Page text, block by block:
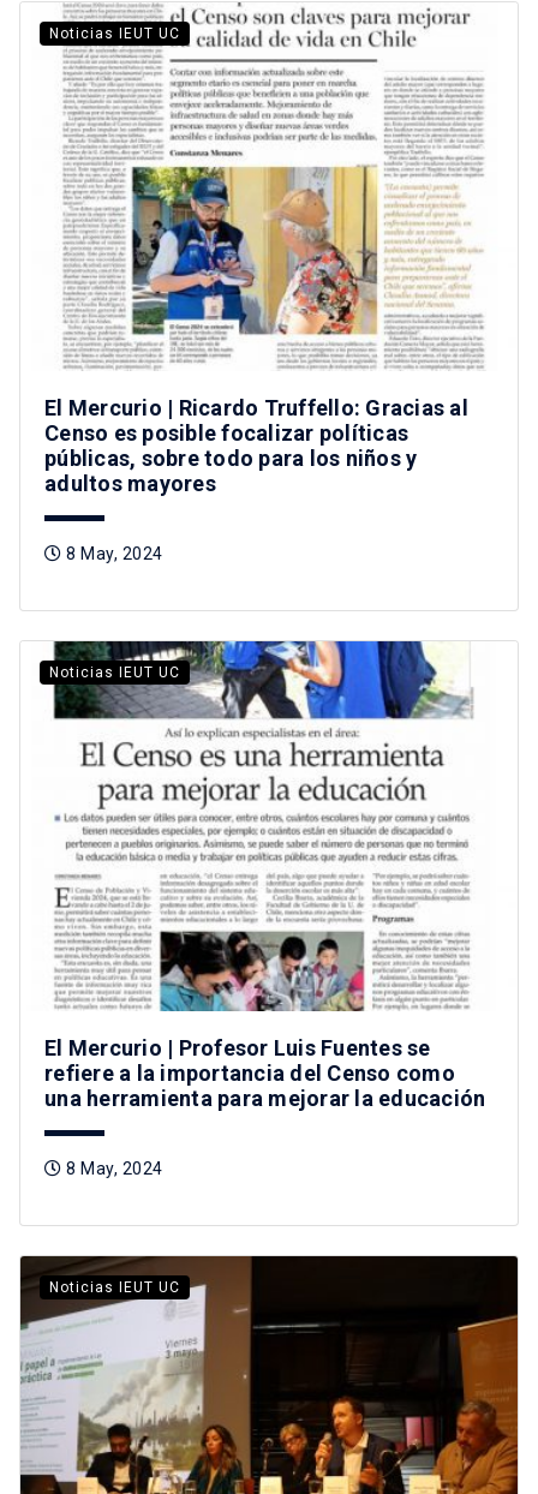
Noticias IEUT UC
El Mercurio | Ricardo Truffello: Gracias al
Censo es posible focalizar políticas
públicas, sobre todo para los niños y
adultos mayores
8 May, 2024
Noticias IEUT UC
El Mercurio | Profesor Luis Fuentes se
refiere a la importancia del Censo como
una herramienta para mejorar la educación
8 May, 2024
Noticias IEUT UC